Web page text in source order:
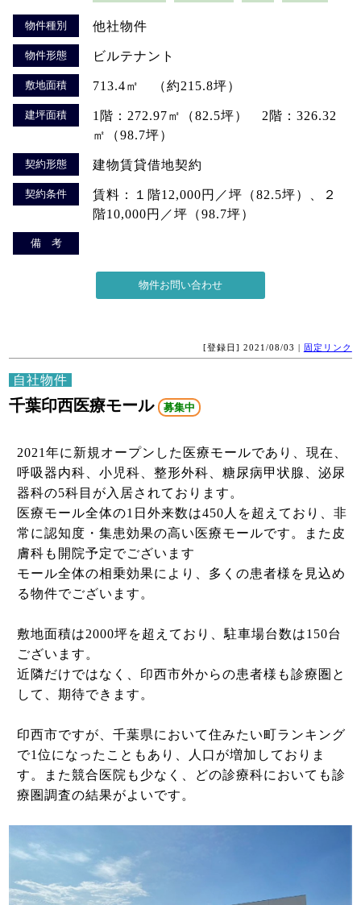
物件種別 他社物件
物件形態 ビルテナント
敷地面積 713.4㎡ （約215.8坪）
建坪面積
1階：272.97㎡（82.5坪） 2階：326.32
㎡（98.7坪）
契約形態 建物賃貸借地契約
契約条件
賃料：１階12,000円／坪（82.5坪）、２
階10,000円／坪（98.7坪）
備 考
[登録日] 2021/08/03 | 固定リンク
自社物件
千葉印西医療モール 募集中
2021年に新規オープンした医療モールであり、現在、
呼吸器内科、小児科、整形外科、糖尿病甲状腺、泌尿
器科の5科目が入居されております。
医療モール全体の1日外来数は450人を超えており、非
常に認知度・集患効果の高い医療モールです。また皮
膚科も開院予定でございます
モール全体の相乗効果により、多くの患者様を見込め
る物件でございます。
敷地面積は2000坪を超えており、駐車場台数は150台
ございます。
近隣だけではなく、印西市外からの患者様も診療圏と
して、期待できます。
印西市ですが、千葉県において住みたい町ランキング
で1位になったこともあり、人口が増加しておりま
す。また競合医院も少なく、どの診療科においても診
療圏調査の結果がよいです。